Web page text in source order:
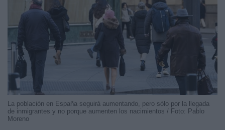
La población en España seguirá aumentando, pero sólo por la llegada
de inmigrantes y no porque aumenten los nacimientos / Foto: Pablo
Moreno